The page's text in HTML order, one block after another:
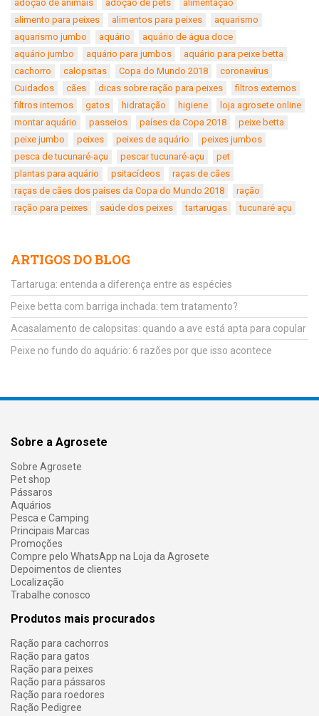
adoção de animais adoção de pets
alimentação
alimento para peixes
alimentos para peixes
aquarismo
aquarismo jumbo
aquário
aquário de água doce
aquário jumbo
aquário para jumbos
aquário para peixe betta
cachorro
calopsitas Copa do Mundo 2018
coronavírus
Cuidados
cães dicas sobre ração para peixes
filtros externos
filtros internos
gatos hidratação higiene
loja agrosete online
montar aquário
passeios países da Copa 2018
peixe betta
peixe jumbo
peixes peixes de aquário
peixes jumbos
pesca de tucunaré-açu
pescar tucunaré-açu
pet
plantas para aquário
psitacídeos
raças de cães
raças de cães dos países da Copa do Mundo 2018
ração
ração para peixes
saúde dos peixes tartarugas tucunaré açu
ARTIGOS DO BLOG
Tartaruga: entenda a diferença entre as espécies
Peixe betta com barriga inchada: tem tratamento?
Acasalamento de calopsitas: quando a ave está apta para copular
Peixe no fundo do aquário: 6 razões por que isso acontece
Sobre a Agrosete
Sobre Agrosete
Pet shop
Pássaros
Aquários
Pesca e Camping
Principais Marcas
Promoções
Compre pelo WhatsApp na Loja da Agrosete
Depoimentos de clientes
Localização
Trabalhe conosco
Produtos mais procurados
Ração para cachorros
Ração para gatos
Ração para peixes
Ração para pássaros
Ração para roedores
Ração Pedigree